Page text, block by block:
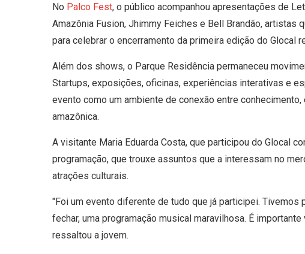
No Palco Fest, o público acompanhou apresentações de
Amazônia Fusion, Jhimmy Feiches e Bell Brandão, artistas
para celebrar o encerramento da primeira edição do Glocal
Além dos shows, o Parque Residência permaneceu
Startups, exposições, oficinas, experiências interativas e
evento como um ambiente de conexão entre
amazônica.
A visitante Maria Eduarda Costa, que participou do Glocal
programação, que trouxe assuntos que a interessam no
atrações culturais.
"Foi um evento diferente de tudo que já participei.
fechar, uma programação musical maravilhosa. É
ressaltou a jovem.